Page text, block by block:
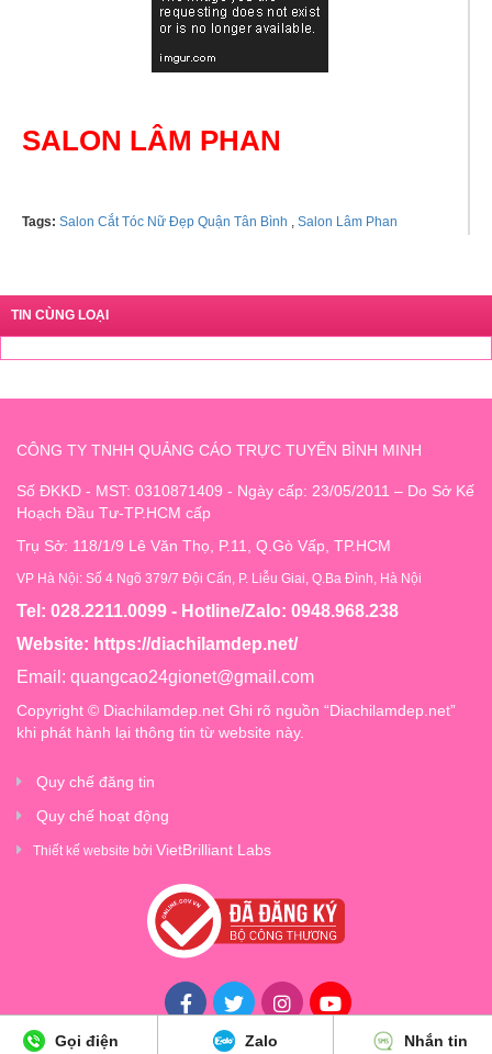
SALON LÂM PHAN
Tags: Salon Cắt Tóc Nữ Đẹp Quận Tân Bình , Salon Lâm Phan
TIN CÙNG LOẠI
Gọi điện Zalo Nhắn tin
CÔNG TY TNHH QUẢNG CÁO TRỰC TUYẾN BÌNH MINH
Số ĐKKD - MST: 0310871409 - Ngày cấp: 23/05/2011 – Do Sở Kế
Hoạch Đầu Tư-TP.HCM cấp
Trụ Sở: 118/1/9 Lê Văn Thọ, P.11, Q.Gò Vấp, TP.HCM
VP Hà Nội: Số 4 Ngõ 379/7 Đội Cấn, P. Liễu Giai, Q.Ba Đình, Hà Nội
Tel: 028.2211.0099 - Hotline/Zalo: 0948.968.238
Website: https://diachilamdep.net/
Email: quangcao24gionet@gmail.com
Copyright © Diachilamdep.net Ghi rõ nguồn “Diachilamdep.net”
khi phát hành lại thông tin từ website này.
Quy chế đăng tin
Quy chế hoạt động
Thiết kế website bởi VietBrilliant Labs